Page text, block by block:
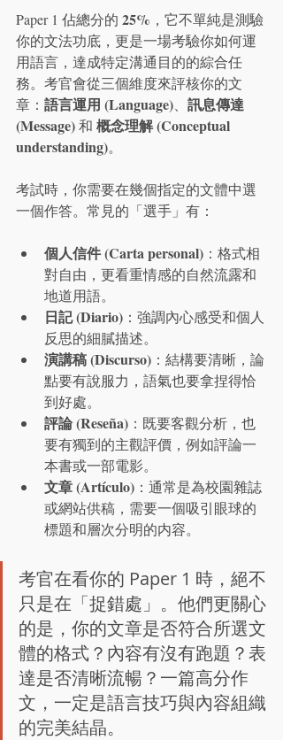
Paper 1 佔總分的 25% ，它不單純是測驗
你的文法功底，更是一場考驗你如何運
用語言，達成特定溝通目的的綜合任
務。考官會從三個維度來評核你的文
章： 語言運用 (Language)
訊息傳達
(Message) 和 概念理解 (Conceptual
understanding)。
考試時，你需要在幾個指定的文體中選
一個作答。常見的「選手」有：
個人信件 (Carta personal) ：格式相
對自由，更看重情感的自然流露和
地道用語。
日記 (Diario) ：強調內心感受和個人
反思的細膩描述。
演講稿 (Discurso) ：結構要清晰，論
點要有說服力，語氣也要拿捏得恰
到好處。
評論 (Reseña) ：既要客觀分析，也
要有獨到的主觀評價，例如評論一
本書或一部電影。
文章 (Artículo) ：通常是為校園雜誌
或網站供稿，需要一個吸引眼球的
標題和層次分明的内容。
考官在看你的 Paper 1 時，絕不
只是在「捉錯處」。他們更關心
的是，你的文章是否符合所選文
體的格式？內容有沒有跑題？表
達是否清晰流暢？一篇高分作
文，一定是語言技巧與內容組織
的完美結晶。